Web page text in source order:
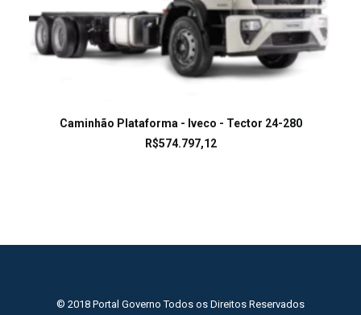
LEIA MAIS
Caminhão Plataforma - Iveco - Tector 24-280
R$574.797,12
© 2018 Portal Governo Todos os Direitos Reservados